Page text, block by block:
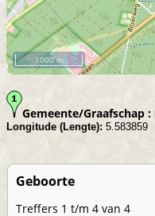
1000 m
Gemeente/Graafschap :
Longitude (Lengte): 5.583859
Geboorte
Treffers 1 t/m 4 van 4